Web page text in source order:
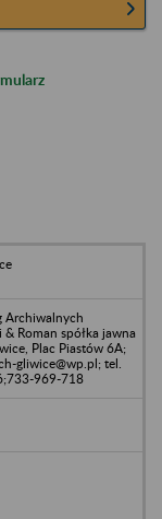
Archiwalnych
Roman spółka jawna
Plac Piastów 6A;
gliwice@wp.pl; tel.
969-718